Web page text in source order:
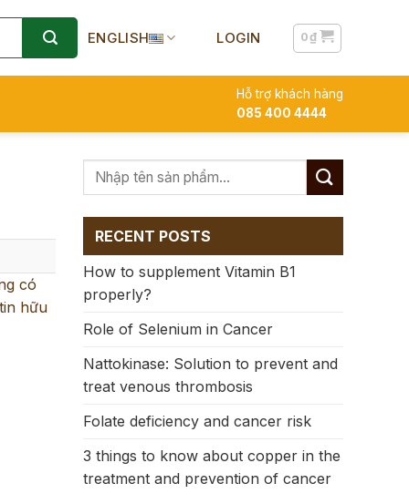
ENGLISH LOGIN 0₫
Hỗ trợ khách hàng
085 400 4444
có
hữu
RECENT POSTS
How to supplement Vitamin B1
properly?
Role of Selenium in Cancer
Nattokinase: Solution to prevent and
treat venous thrombosis
Folate deficiency and cancer risk
3 things to know about copper in the
treatment and prevention of cancer